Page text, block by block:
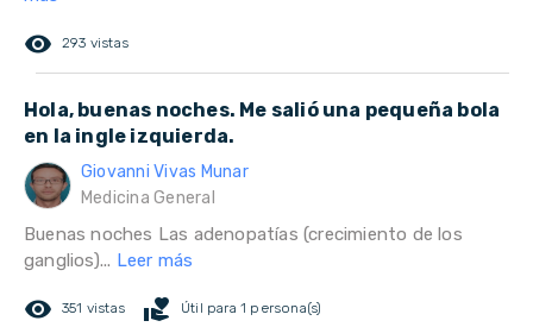
remove_red_eye 293 vistas
Hola, buenas noches. Me salió una pequeña bola
en la ingle izquierda.
Giovanni Vivas Munar
Medicina General
Buenas noches Las adenopatías (crecimiento de los
ganglios)... Leer más
remove_red_eye 351 vistas volunteer_activism Útil para 1 persona(s)